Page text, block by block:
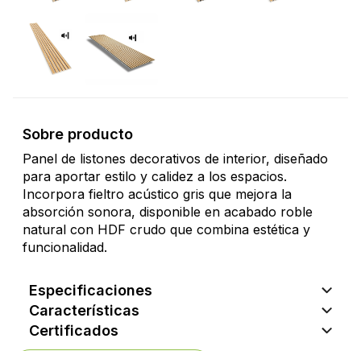
Sobre producto
Panel de listones decorativos de interior, diseñado
para aportar estilo y calidez a los espacios.
Incorpora fieltro acústico gris que mejora la
absorción sonora, disponible en acabado roble
natural con HDF crudo que combina estética y
funcionalidad.
Especificaciones
Características
Certificados